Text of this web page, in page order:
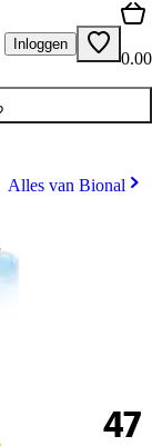
Inloggen
0.00
Alles van Bional
47